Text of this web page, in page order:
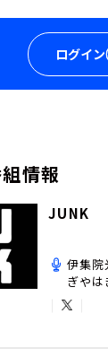
ログイン
情報
JUNK
伊集
ぎや